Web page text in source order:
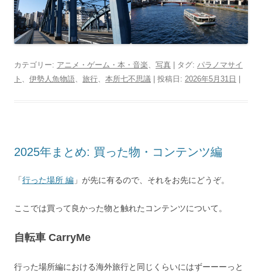
カテゴリー: アニメ・ゲーム・本・音楽 写真 | タグ: パラノマサイ
ト
伊勢人魚物語 旅行 本所七不思議 | 投稿日: 2026年5月31日 |
2025年まとめ: 買った物・コンテンツ編
「行った場所 編 」が先に有るので、それをお先にどうぞ。
ここでは買って良かった物と触れたコンテンツについて。
自転車 CarryMe
行った場所編における海外旅行と同じくらいにはずーーーっと